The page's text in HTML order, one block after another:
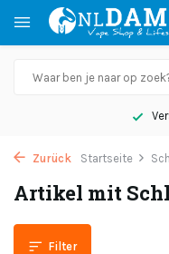
Zurück Startseite
Artikel mit
Filter